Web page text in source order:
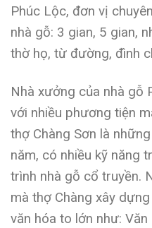
Phúc Lộc, đơn vị
nhà gỗ: 3 gian, 5 gian,
thờ họ, từ đường, đình
Nhà xưởng của nhà gỗ
với nhiều phương tiện
thợ Chàng Sơn là
năm, có nhiều kỹ năng
trình nhà gỗ cổ truyền.
mà thợ Chàng xây
văn hóa to lớn như: